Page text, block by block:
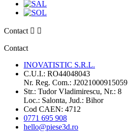
Contact  
Contact
INOVATISTIC S.R.L.
C.U.I.: RO44048043
Nr. Reg. Com.: J2021000915059
Str.: Tudor Vladimirescu, Nr.: 8
Loc.: Salonta, Jud.: Bihor
Cod CAEN: 4712
0771 695 908
hello@piese3d.ro